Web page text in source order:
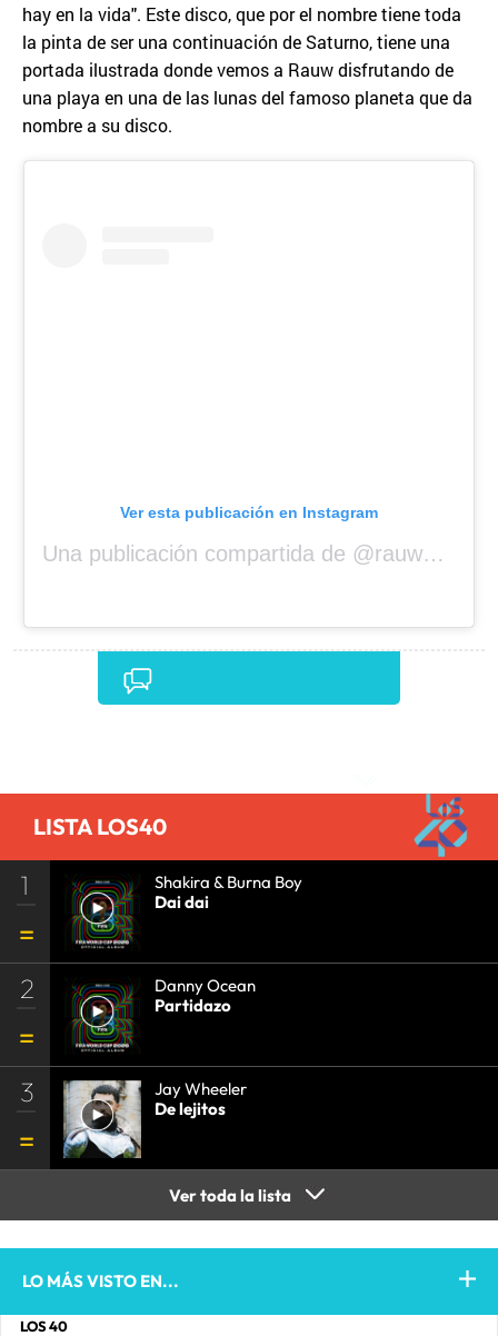
hay en la vida". Este disco, que por el nombre tiene toda
la pinta de ser una continuación de Saturno, tiene una
portada ilustrada donde vemos a Rauw disfrutando de
una playa en una de las lunas del famoso planeta que da
nombre a su disco.
Ver esta publicación en Instagram
Una publicación compartida de @rauwalejandro
LISTA LOS40
1
Shakira & Burna Boy
Dai dai
2
Danny Ocean
Partidazo
3
Jay Wheeler
De lejitos
Ver toda la lista
LO MÁS VISTO EN...
LOS 40